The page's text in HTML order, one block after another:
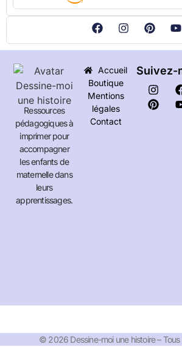
Ressources
pédagogiques à
imprimer pour
accompagner
les enfants de
maternelle dans
leurs
apprentissages.
Accueil
Boutique
Mentions
légales
Contact
Suivez-
© 2026 Dessine-moi une histoire –